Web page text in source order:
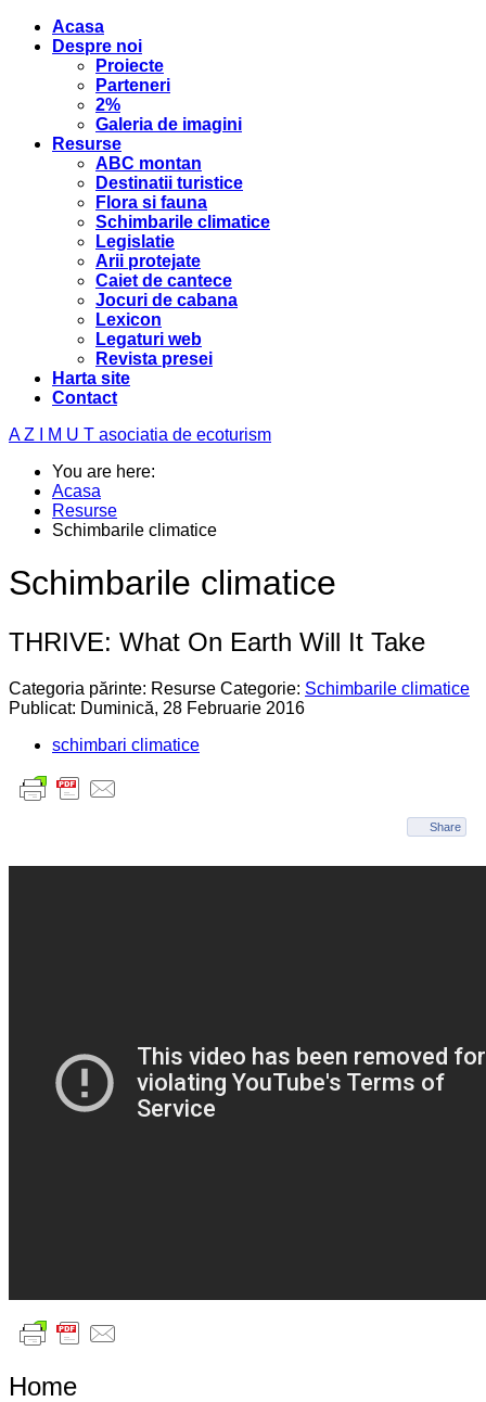
Acasa
Despre noi
Proiecte
Parteneri
2%
Galeria de imagini
Resurse
ABC montan
Destinatii turistice
Flora si fauna
Schimbarile climatice
Legislatie
Arii protejate
Caiet de cantece
Jocuri de cabana
Lexicon
Legaturi web
Revista presei
Harta site
Contact
A Z I M U T asociatia de ecoturism
You are here:
Acasa
Resurse
Schimbarile climatice
Schimbarile climatice
THRIVE: What On Earth Will It Take
Categoria părinte: Resurse Categorie: Schimbarile climatice
Publicat: Duminică, 28 Februarie 2016
schimbari climatice
Share
Home